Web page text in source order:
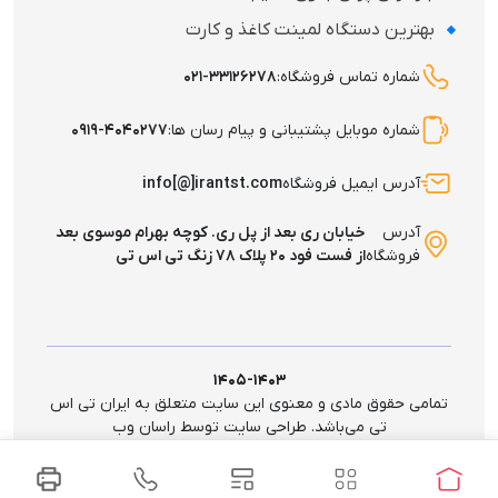
انواع تخته شاسی
انواع تخته شاسی شامل مدل‌ های چوبی، پلاستیکی، شفاف و فانتزی
است که هرکدام برای نیازهای مختلفی مثل مدرسه، طراحی، کارهای
اداری و استفاده روزمره طراحی شده‌اند. با انتخاب درست بین
بهترین دستگاه لمینت کاغذ و کارت
شماره تماس فروشگاه:۰۲۱-۳۳۱۲۶۲۷۸
شماره موبایل پشتیبانی و پیام رسان ها:۰۹۱۹-۴۰۴۰۲۷۷
آدرس ایمیل فروشگاهinfo[@]irantst.com
آدرس
فروشگاه
خیابان ری بعد از پل ری. کوچه بهرام موسوی بعد
از فست فود ۲۰ پلاک ۷۸ زنگ تی اس تی
۱۴۰۵-۱۴۰۳
تمامی حقوق مادی و معنوی این سایت متعلق به ایران تی اس
تی می‌باشد. طراحی سایت توسط راسان وب